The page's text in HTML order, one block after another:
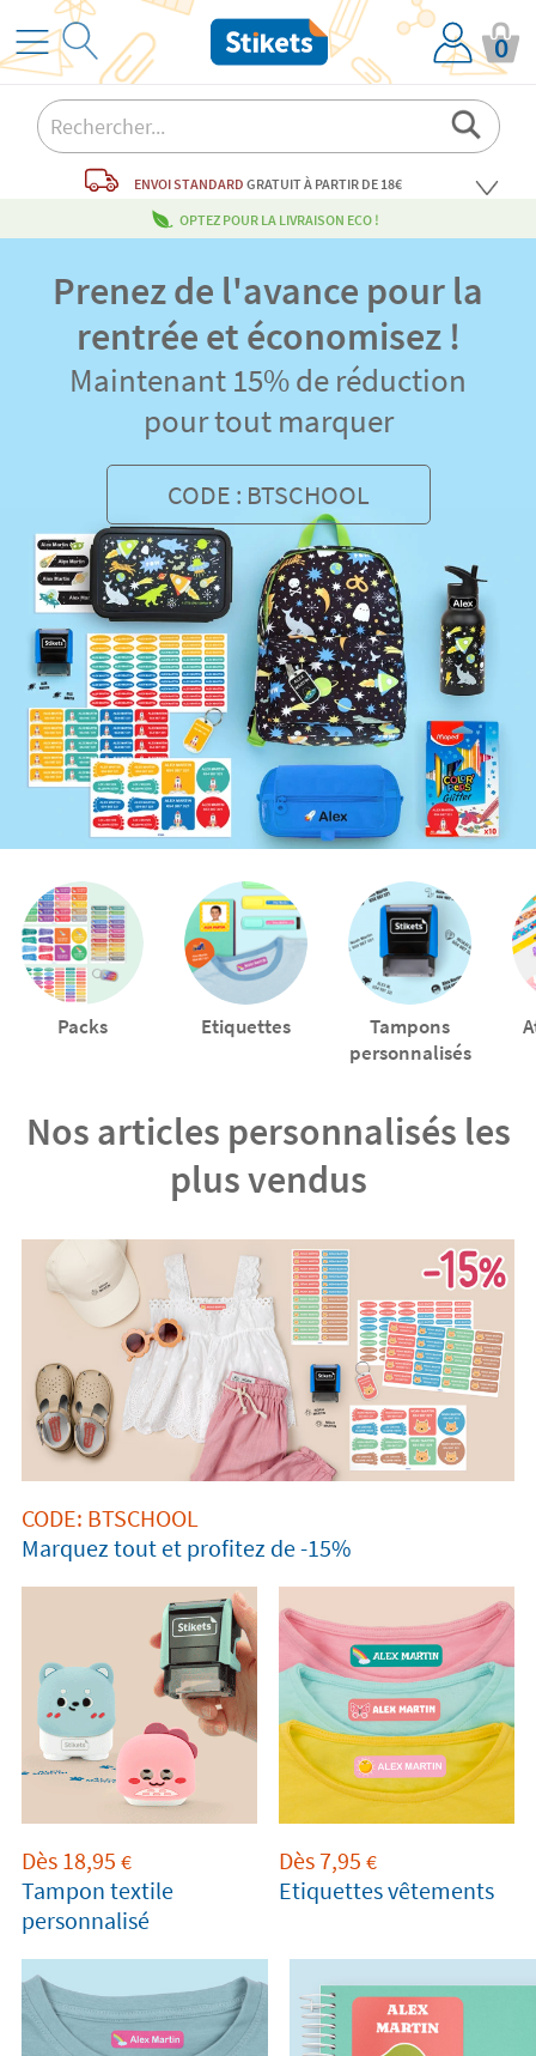
0
ENVOI STANDARDGRATUITÀ PARTIR DE 18€
OPTEZ POUR LA LIVRAISON ECO !
Prenez de l'avance pour la
rentrée et économisez !
Maintenant 15% de réduction
pour tout marquer
CODE : BTSCHOOL
Packs Etiquettes
Tampons
personnalisés
Nos articles personnalisés les
plus vendus
CODE: BTSCHOOL
Marquez tout et profitez de -15%
Dès 18,95 €
Tampon textile
personnalisé
Dès7,95 €
Etiquettes vêtements